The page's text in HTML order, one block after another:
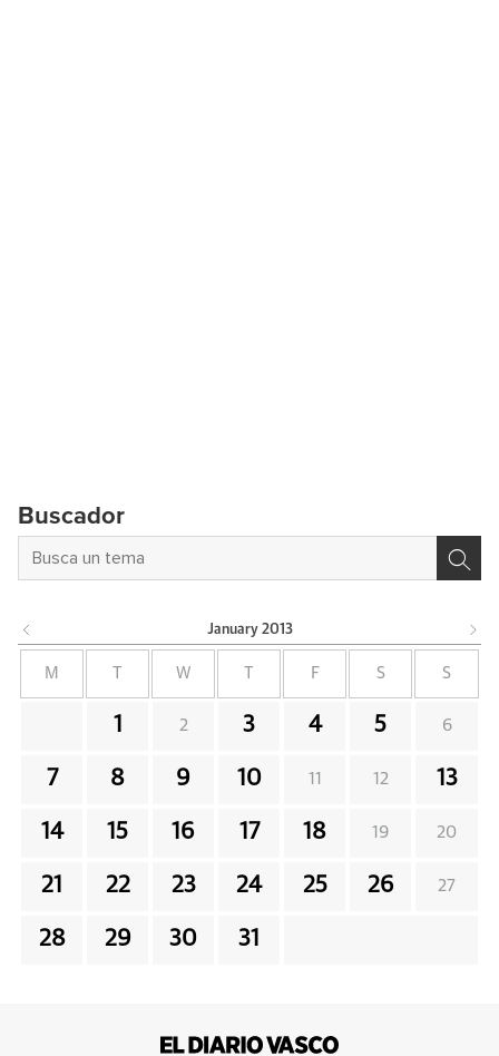
Buscador
January 2013
M W F S S
1 2 3 4 5 6
7 8 9 10 11 12 13
14 15 16 17 18 19 20
21 22 23 24 25 26 27
28 29 30 31